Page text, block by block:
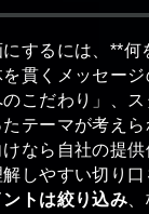
するには、**
を貫くメッセー
こだわり」、
テーマが考え
けなら自社の提
しやすい切り
トは絞り込み